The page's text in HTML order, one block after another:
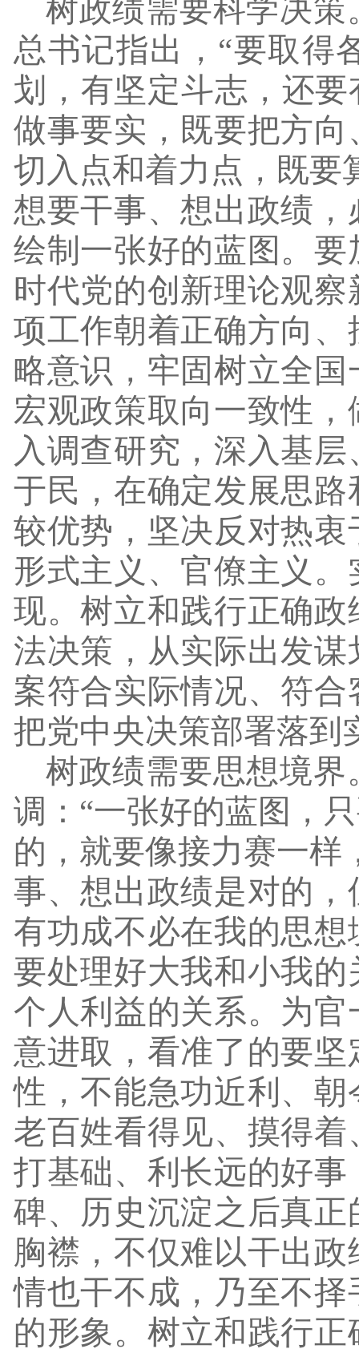
树政绩需要科学决
总书记指出， “要取得
划，有坚定斗志，还
做事要实，既要把方
切入点和着力点，既要
想要干事、想出政绩
绘制一张好的蓝图。
时代党的创新理论观
项工作朝着正确方向
略意识，牢固树立全
宏观政策取向一致性
入调查研究，深入基
于民，在确定发展思
较优势，坚决反对热
形式主义、官僚主义
现。树立和践行正确
法决策，从实际出发
案符合实际情况、符
把党中央决策部署落到
树政绩需要思想境
调： “一张好的蓝图，
的，就要像接力赛一样
事、想出政绩是对的
有功成不必在我的思
要处理好大我和小我
个人利益的关系。为
意进取，看准了的要
性，不能急功近利、
老百姓看得见、摸得
打基础、利长远的好
碑、历史沉淀之后真
胸襟，不仅难以干出
情也干不成，乃至不
的形象。树立和践行